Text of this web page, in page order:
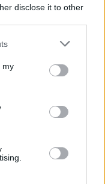
disclose it to other
or more Google
You may click to
third-party tags to
in below Google
my
közé ...